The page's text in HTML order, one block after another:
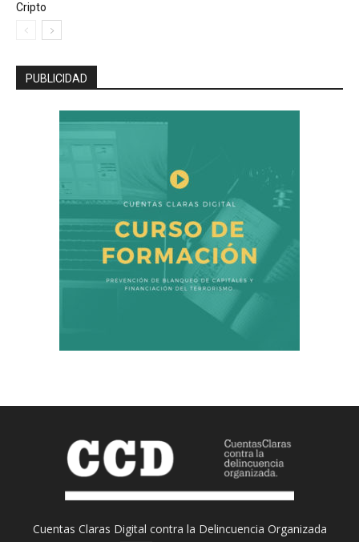
Cripto
PUBLICIDAD
Cuentas Claras Digital contra la Delincuencia Organizada